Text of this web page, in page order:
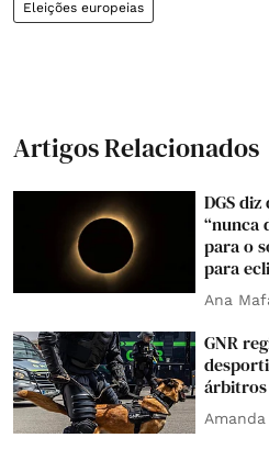
Eleições europeias
Artigos Relacionados
DGS
“nunca
para o
para
Ana
GNR